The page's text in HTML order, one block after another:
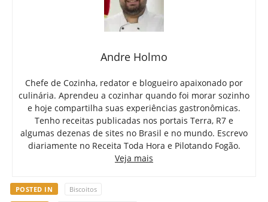
Andre Holmo
Chefe de Cozinha, redator e blogueiro apaixonado por
culinária. Aprendeu a cozinhar quando foi morar sozinho
e hoje compartilha suas experiências gastronômicas.
Tenho receitas publicadas nos portais Terra, R7 e
algumas dezenas de sites no Brasil e no mundo. Escrevo
diariamente no Receita Toda Hora e Pilotando Fogão.
Veja mais
POSTED IN Biscoitos